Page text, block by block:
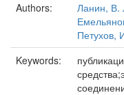
Authors:
Ланин, В.
Петухов,
Keywords: